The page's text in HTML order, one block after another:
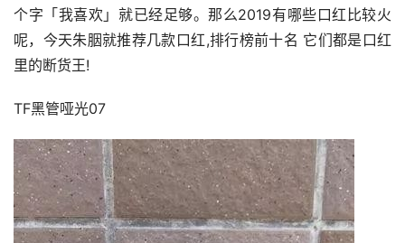
个字「我喜欢」就已经足够。那么2019有哪些口红比较火
呢，今天朱胭就推荐几款口红,排行榜前十名 它们都是口红
里的断货王!
TF黑管哑光07